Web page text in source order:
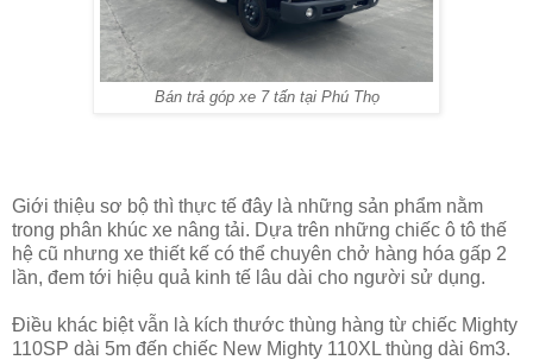
Bán trả góp xe 7 tấn tại Phú Thọ
Giới thiệu sơ bộ thì thực tế đây là những sản phẩm nằm
trong phân khúc xe nâng tải. Dựa trên những chiếc ô tô thế
hệ cũ nhưng xe thiết kế có thể chuyên chở hàng hóa gấp 2
lần, đem tới hiệu quả kinh tế lâu dài cho người sử dụng.
Điều khác biệt vẫn là kích thước thùng hàng từ chiếc Mighty
110SP dài 5m đến chiếc New Mighty 110XL thùng dài 6m3.